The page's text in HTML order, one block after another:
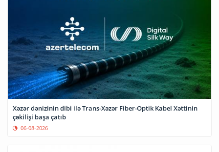
Xəzər dənizinin dibi ilə Trans-Xəzər Fiber-Optik Kabel Xəttinin
çəkilişi başa çatıb
06-08-2026